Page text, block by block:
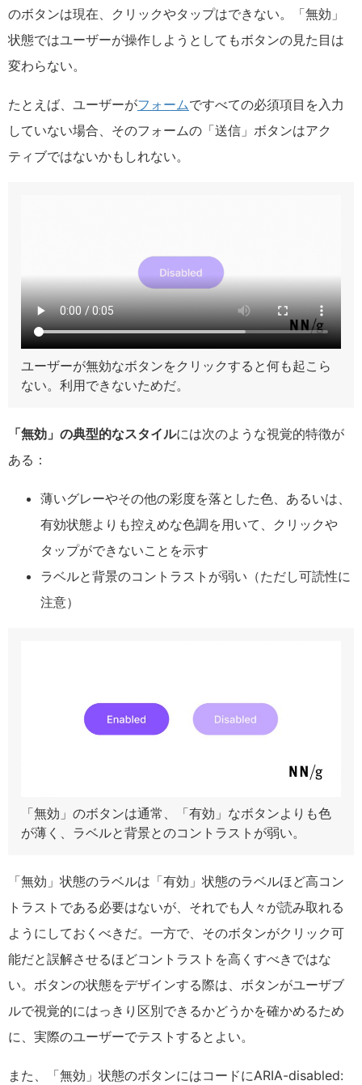
のボタンは現在、クリックやタップはできない。「無効」
状態ではユーザーが操作しようとしてもボタンの見た目は
変わらない。
たとえば、ユーザーがフォームですべての必須項目を入力
していない場合、そのフォームの「送信」ボタンはアク
ティブではないかもしれない。
ユーザーが無効なボタンをクリックすると何も起こら
ない。利用できないためだ。
「無効」の典型的なスタイルには次のような視覚的特徴が
ある：
薄いグレーやその他の彩度を落とした色、あるいは、
有効状態よりも控えめな色調を用いて、クリックや
タップができないことを示す
ラベルと背景のコントラストが弱い（ただし可読性に
注意）
「無効」のボタンは通常、「有効」なボタンよりも色
が薄く、ラベルと背景とのコントラストが弱い。
「無効」状態のラベルは「有効」状態のラベルほど高コン
トラストである必要はないが、それでも人々が読み取れる
ようにしておくべきだ。一方で、そのボタンがクリック可
能だと誤解させるほどコントラストを高くすべきではな
い。ボタンの状態をデザインする際は、ボタンがユーザブ
ルで視覚的にはっきり区別できるかどうかを確かめるため
に、実際のユーザーでテストするとよい。
また、「無効」状態のボタンにはコードにARIA-disabled: